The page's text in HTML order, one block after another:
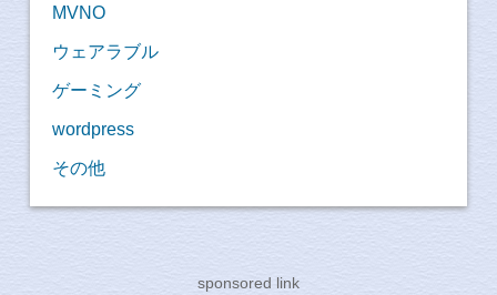
MVNO
ウェアラブル
ゲーミング
wordpress
その他
sponsored link